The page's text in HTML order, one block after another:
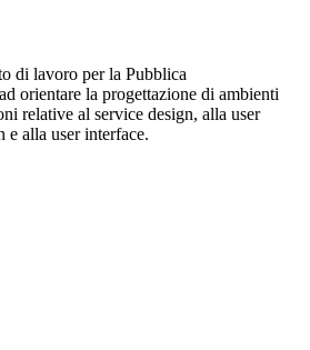
di lavoro per la Pubblica
orientare la progettazione di ambienti
relative al service design, alla user
e alla user interface.